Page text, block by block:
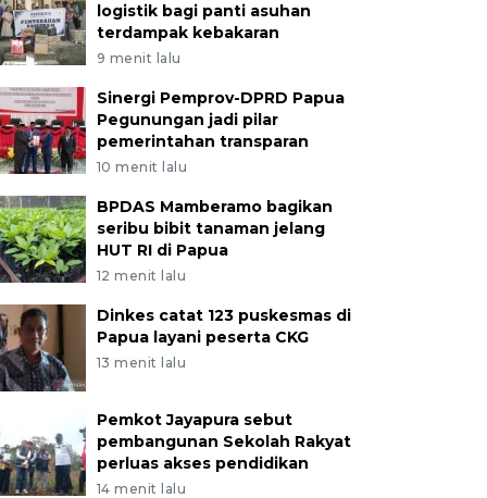
logistik bagi panti asuhan
terdampak kebakaran
9 menit lalu
Sinergi Pemprov-DPRD Papua
Pegunungan jadi pilar
pemerintahan transparan
10 menit lalu
BPDAS Mamberamo bagikan
seribu bibit tanaman jelang
HUT RI di Papua
12 menit lalu
Dinkes catat 123 puskesmas di
Papua layani peserta CKG
13 menit lalu
Pemkot Jayapura sebut
pembangunan Sekolah Rakyat
perluas akses pendidikan
14 menit lalu